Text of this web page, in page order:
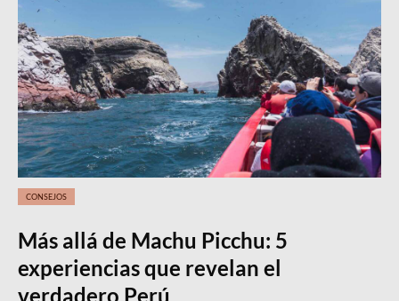
Más allá de Machu Picchu: 5
experiencias que revelan el
verdadero Perú
CONSEJOS